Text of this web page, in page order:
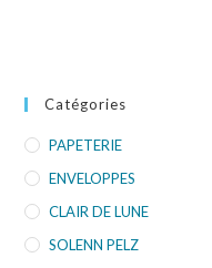
Catégories
PAPETERIE
ENVELOPPES
CLAIR DE LUNE
SOLENN PELZ